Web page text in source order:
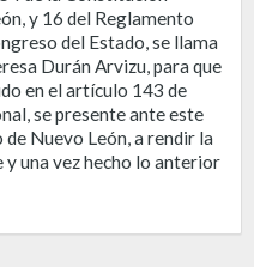
y 16 del Reglamento
del Estado, se llama
Durán Arvizu, para que
en el artículo 143 de
se presente ante este
Nuevo León, a rendir la
una vez hecho lo anterior